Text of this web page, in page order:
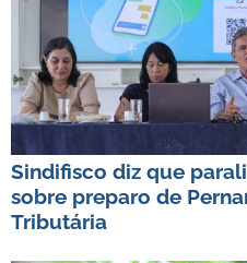
Sindifisco diz que
sobre preparo de
Tributária